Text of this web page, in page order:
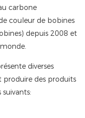
carbone
couleur de bobines
depuis 2008 et
diverses
produire des produits